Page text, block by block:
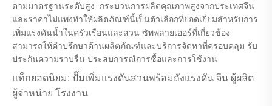
ตามมาตรฐานระดับสูง กระบวนการผลิตคุณภาพสูงจากประเทศจีน
และราคาไม่แพงทำให้ผลิตภัณฑ์นี้เป็นตัวเลือกที่ยอดเยี่ยมสำหรับการ
เพิ่มแรงดันน้ำในครัวเรือนและสวน ซัพพลายเออร์ที่เกี่ยวข้อง
สามารถให้คำปรึกษาด้านผลิตภัณฑ์และบริการจัดหาที่ครอบคลุม รับ
ประกันความราบรื่น ประสบการณ์การซื้อและการใช้งาน
แท็กยอดนิยม: ปั๊มเพิ่มแรงดันสวนพร้อมถังแรงดัน จีน ผู้ผลิต
ผู้จำหน่าย โรงงาน